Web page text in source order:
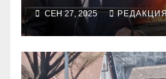
СЕН 27, 2025